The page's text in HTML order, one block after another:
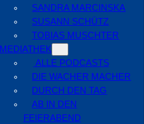
SANDRA MARCINSKA
SUSANN SCHÜTZ
TOBIAS MUSCHTER
MEDIATHEK
ALLE PODCASTS
DIE WACHER MACHER
DURCH DEN TAG
AB IN DEN
FEIERABEND